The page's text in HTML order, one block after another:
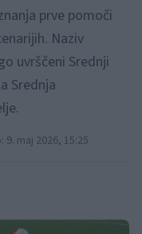
prve pomoči
Naziv
uvrščeni Srednji
Srednja
maj 2026, 15:25